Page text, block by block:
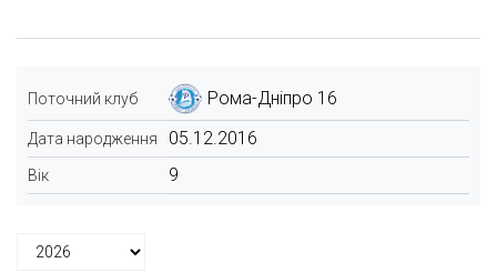
Поточний клуб Рома-Дніпро 16
Дата народження 05.12.2016
Вік 9